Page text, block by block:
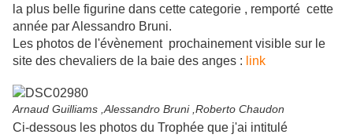
la plus belle figurine dans cette categorie , remporté cette
année par Alessandro Bruni.
Les photos de l'évènement prochainement visible sur le
site des chevaliers de la baie des anges : link
Arnaud Guilliams ,Alessandro Bruni ,Roberto Chaudon
Ci-dessous les photos du Trophée que j'ai intitulé